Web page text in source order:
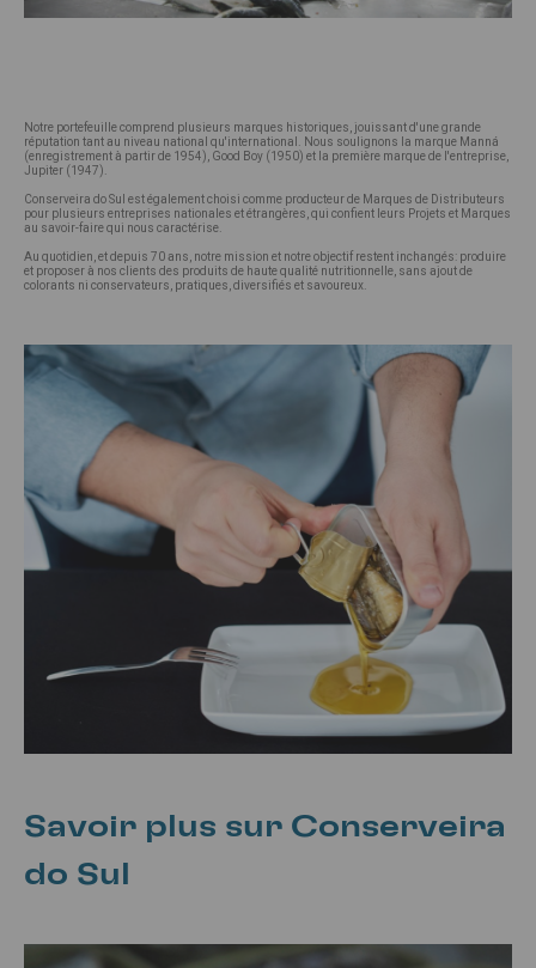
Notre portefeuille comprend plusieurs marques historiques, jouissant d'une grande
réputation tant au niveau national qu'international. Nous soulignons la marque Manná
(enregistrement à partir de 1954), Good Boy (1950) et la première marque de l'entreprise,
Jupiter (1947).
Conserveira do Sul est également choisi comme producteur de Marques de Distributeurs
pour plusieurs entreprises nationales et étrangères, qui confient leurs Projets et Marques
au savoir-faire qui nous caractérise.
Au quotidien, et depuis 70 ans, notre mission et notre objectif restent inchangés: produire
et proposer à nos clients des produits de haute qualité nutritionnelle, sans ajout de
colorants ni conservateurs, pratiques, diversifiés et savoureux.
Savoir plus sur Conserveira
do Sul